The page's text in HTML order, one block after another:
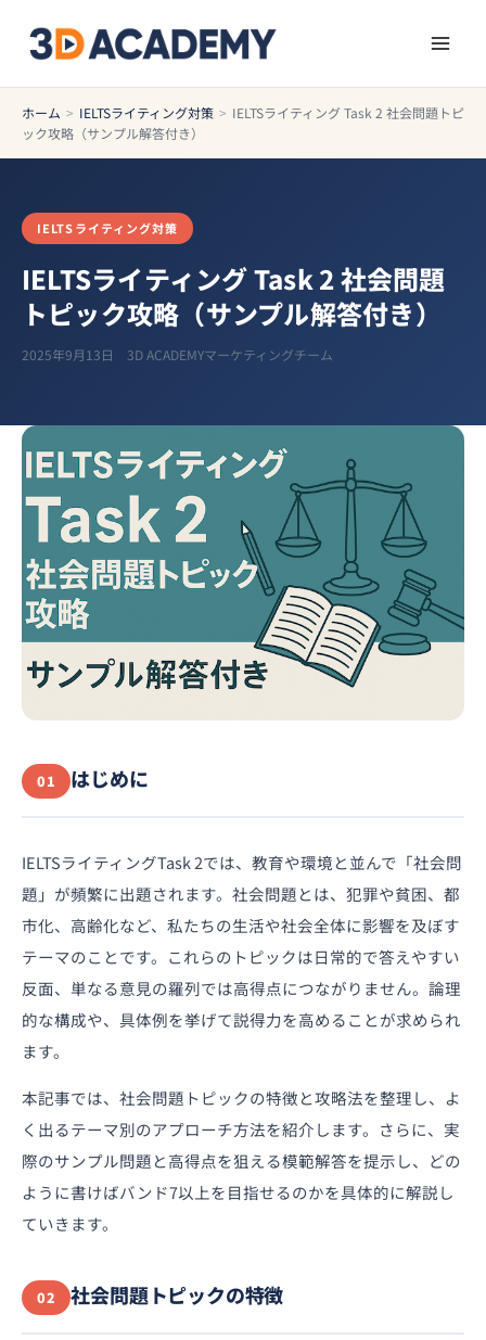
ホーム > IELTSライティング対策 > IELTSライティング Task 2 社会問題トピ
ック攻略（サンプル解答付き）
IELTSライティング対策
IELTSライティング Task 2 社会問題
トピック攻略（サンプル解答付き）
2025年9月13日 3D ACADEMYマーケティングチーム
01 はじめに
IELTSライティングTask 2では、教育や環境と並んで「社会問
題」が頻繁に出題されます。社会問題とは、犯罪や貧困、都
市化、高齢化など、私たちの生活や社会全体に影響を及ぼす
テーマのことです。これらのトピックは日常的で答えやすい
反面、単なる意見の羅列では高得点につながりません。論理
的な構成や、具体例を挙げて説得力を高めることが求められ
ます。
本記事では、社会問題トピックの特徴と攻略法を整理し、よ
く出るテーマ別のアプローチ方法を紹介します。さらに、実
際のサンプル問題と高得点を狙える模範解答を提示し、どの
ように書けばバンド7以上を目指せるのかを具体的に解説し
ていきます。
02 社会問題トピックの特徴